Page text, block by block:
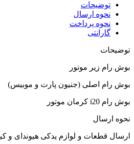
توضیحات
نحوه ارسال
نحوه پرداخت
گارانتی
توضیحات
بوش رام زیر موتور
بوش رام اصلی (جنیون پارت و موبیس)
بوش رام i20 کرمان موتور
نحوه ارسال
ارسال قطعات و لوازم یدکی هیوندای